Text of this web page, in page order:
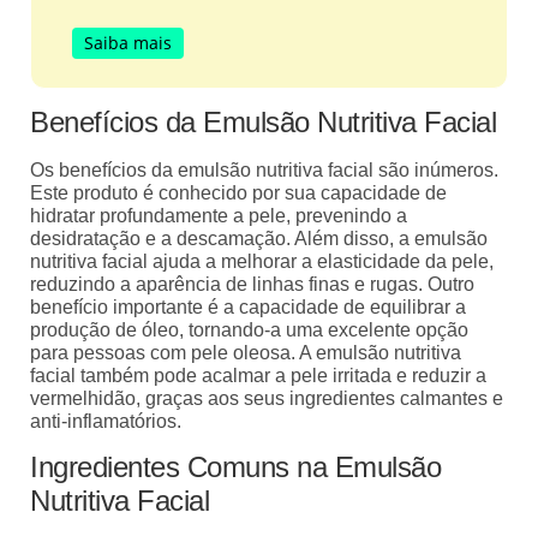
Saiba mais
Benefícios da Emulsão Nutritiva Facial
Os benefícios da emulsão nutritiva facial são inúmeros.
Este produto é conhecido por sua capacidade de
hidratar profundamente a pele, prevenindo a
desidratação e a descamação. Além disso, a emulsão
nutritiva facial ajuda a melhorar a elasticidade da pele,
reduzindo a aparência de linhas finas e rugas. Outro
benefício importante é a capacidade de equilibrar a
produção de óleo, tornando-a uma excelente opção
para pessoas com pele oleosa. A emulsão nutritiva
facial também pode acalmar a pele irritada e reduzir a
vermelhidão, graças aos seus ingredientes calmantes e
anti-inflamatórios.
Ingredientes Comuns na Emulsão
Nutritiva Facial